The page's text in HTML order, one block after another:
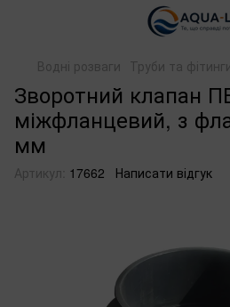
Водні розваги Труби та
Зворотний клапан
міжфланцевий, з
мм
Артикул: 17662 Написати відгук